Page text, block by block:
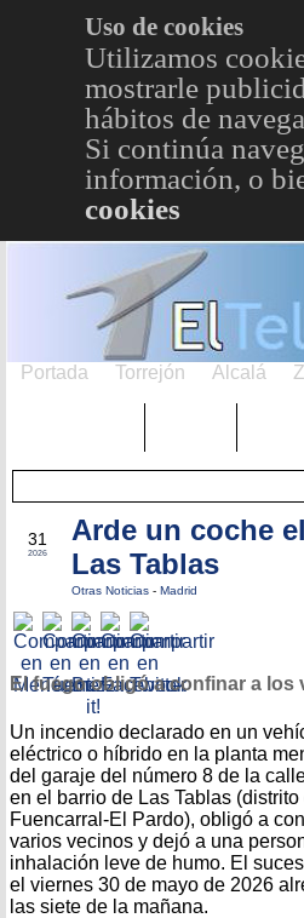
Uso de cookies
Utilizamos
mostrarle
hábitos de
Si continúa
información, o
cookies
Portada Torrejón Alcalá
31
2026
Arde un coche
Las Tablas
Otras Noticias - Madrid
El fuego obligó a confinar a los
Un incendio declarado en un
eléctrico o híbrido en la planta
del garaje del número 8 de la
en el barrio de Las Tablas (distrito
Fuencarral-El Pardo), obligó a
varios vecinos y dejó a una
inhalación leve de humo. El
el viernes 30 de mayo de 2026
las siete de la mañana.